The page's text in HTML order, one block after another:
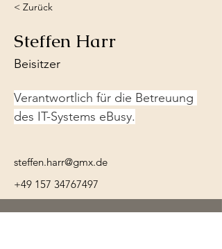
< Zurück
Steffen Harr
Beisitzer
Verantwortlich für die Betreuung
des IT-Systems eBusy.
steffen.harr@gmx.de
+49 157 34767497